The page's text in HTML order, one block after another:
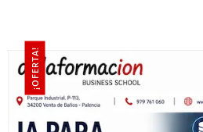
¡OFERTA!